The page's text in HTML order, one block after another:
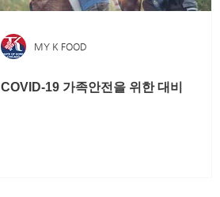
MY K FOOD
COVID-19 가족안전을 위한 대비